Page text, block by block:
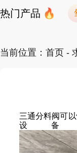
热门产品
当前位置： 首页 -
三通分料阀可
设